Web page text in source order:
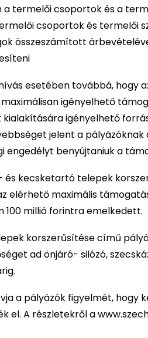
a termelői csoportok és a
csoportok és termelői
összeszámított
esetében továbbá, hogy
igényelhető
igényelhető
jelent a
engedélyt benyújtaniuk a
kecsketartó telepek
elérhető maximális
millió forintra emelkedett.
korszerűsítése című
ad önjáró- silózó,
a pályázók figyelmét,
el. A részletekről a